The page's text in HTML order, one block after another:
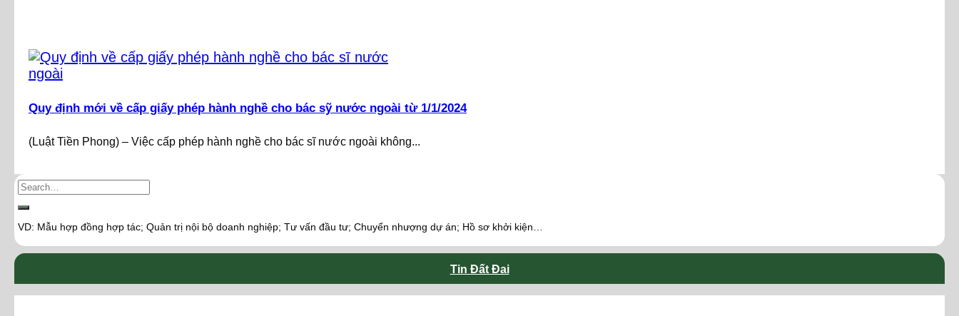
Quy định mới về cấp giấy phép hành nghề cho bác sỹ nước ngoài từ 1/1/2024
(Luật Tiền Phong) – Việc cấp phép hành nghề cho bác sĩ nước ngoài không...
VD: Mẫu hợp đồng hợp tác; Quản trị nội bộ doanh nghiệp; Tư vấn đầu tư; Chuyển nhượng dự án; Hồ sơ khởi kiện…
Tin Đất Đai